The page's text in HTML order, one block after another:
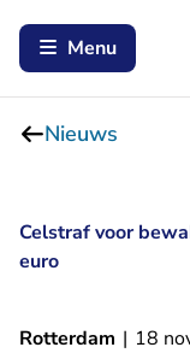
Menu
Nieuws
Celstraf voor
euro
Rotterdam | 18